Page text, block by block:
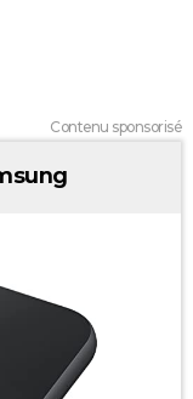
Contenu sponsorisé